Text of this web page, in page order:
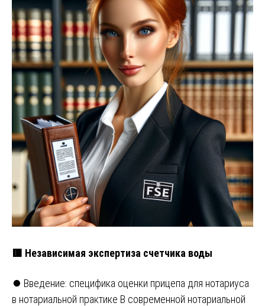
🟥 Независимая экспертиза счетчика воды
⏺️ Введение: специфика оценки прицепа для нотариуса
в нотариальной практике В современной нотариальной